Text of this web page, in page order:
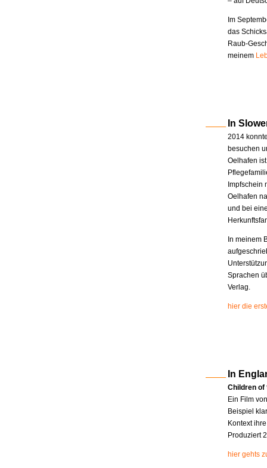
Im
das
Raub-
meinem
In
2014
besuchen
Oelhafen
Impfschein
Oelhafen
und bei
In meinem
Sprachen
Verlag.
hier die
In
Children of
Ein Film
Beispiel
Kontext
Produziert
hier gehts